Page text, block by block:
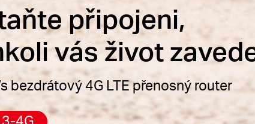
připojeni,
vás život
bezdrátový 4G LTE přenosný router